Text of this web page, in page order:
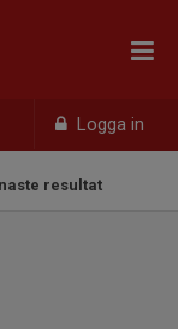
Logga in
resultat